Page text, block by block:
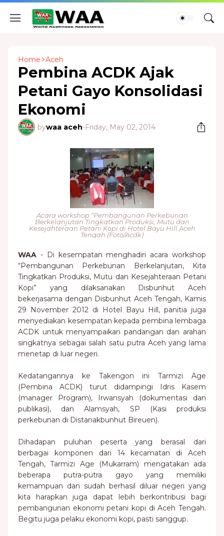
Home Aceh
Pembina ACDK Ajak
Petani Gayo Konsolidasi
Ekonomi
bywaa aceh-Friday, May 02, 2014
Acara workshop “Pembangunan Perkebunan
Berkelanjutan Tingkatkan Produksi, Mutu dan
Kesejahteraan Petani Kopidi Hotel Bayu Hill Aceh
Tengah (Foto/Acdk)
WAA - Di kesempatan menghadiri acara workshop
“Pembangunan Perkebunan Berkelanjutan, Kita
Tingkatkan Produksi, Mutu dan Kesejahteraan Petani
Kopi” yang dilaksanakan Disbunhut Aceh
bekerjasama dengan Disbunhut Aceh Tengah, Kamis
29 November 2012 di Hotel Bayu Hill, panitia juga
menyediakan kesempatan kepada pembina lembaga
ACDK untuk menyampaikan pandangan dan arahan
singkatnya sebagai salah satu putra Aceh yang lama
menetap di luar negeri.
Kedatangannya ke Takengon ini Tarmizi Age
(Pembina ACDK) turut didampingi Idris Kasem
(manager Program), Irwansyah (dokumentasi dan
publikasi), dan Alamsyah, SP (Kasi produksi
perkebunan di Distanakbunhut Bireuen).
Dihadapan puluhan peserta yang berasal dari
berbagai komponen dari 14 kecamatan di Aceh
Tengah, Tarmizi Age (Mukarram) mengatakan ada
beberapa putra-putra gayo yang memiliki
kemampuan dan sudah berhasil diluar negeri yang
kita harapkan juga dapat lebih berkontribusi bagi
pembangunan ekonomi petani kopi di Aceh Tengah.
Begitu juga pelaku ekonomi kopi, pasti sanggup.